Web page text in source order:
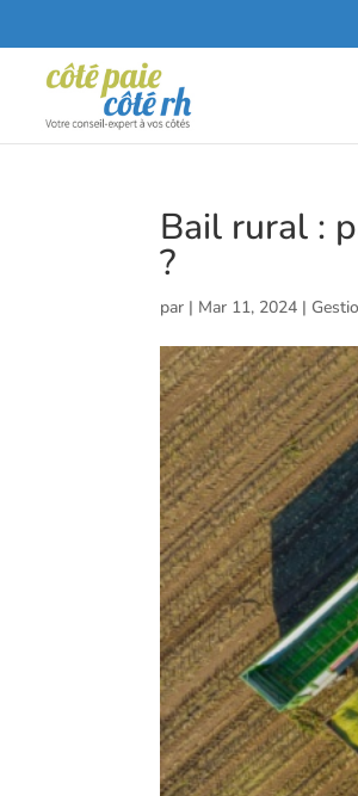
Bail rural :
?
par | Mar 11, 2024 |